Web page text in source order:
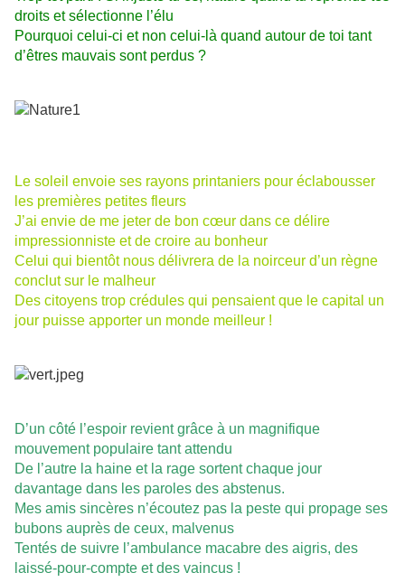
droits et sélectionne l’élu
Pourquoi celui-ci et non celui-là quand autour de toi tant
d’êtres mauvais sont perdus ?
Le soleil envoie ses rayons printaniers pour éclabousser
les premières petites fleurs
J’ai envie de me jeter de bon cœur dans ce délire
impressionniste et de croire au bonheur
Celui qui bientôt nous délivrera de la noirceur d’un règne
conclut sur le malheur
Des citoyens trop crédules qui pensaient que le capital un
jour puisse apporter un monde meilleur !
D’un côté l’espoir revient grâce à un magnifique
mouvement populaire tant attendu
De l’autre la haine et la rage sortent chaque jour
davantage dans les paroles des abstenus.
Mes amis sincères n’écoutez pas la peste qui propage ses
bubons auprès de ceux, malvenus
Tentés de suivre l’ambulance macabre des aigris, des
laissé-pour-compte et des vaincus !